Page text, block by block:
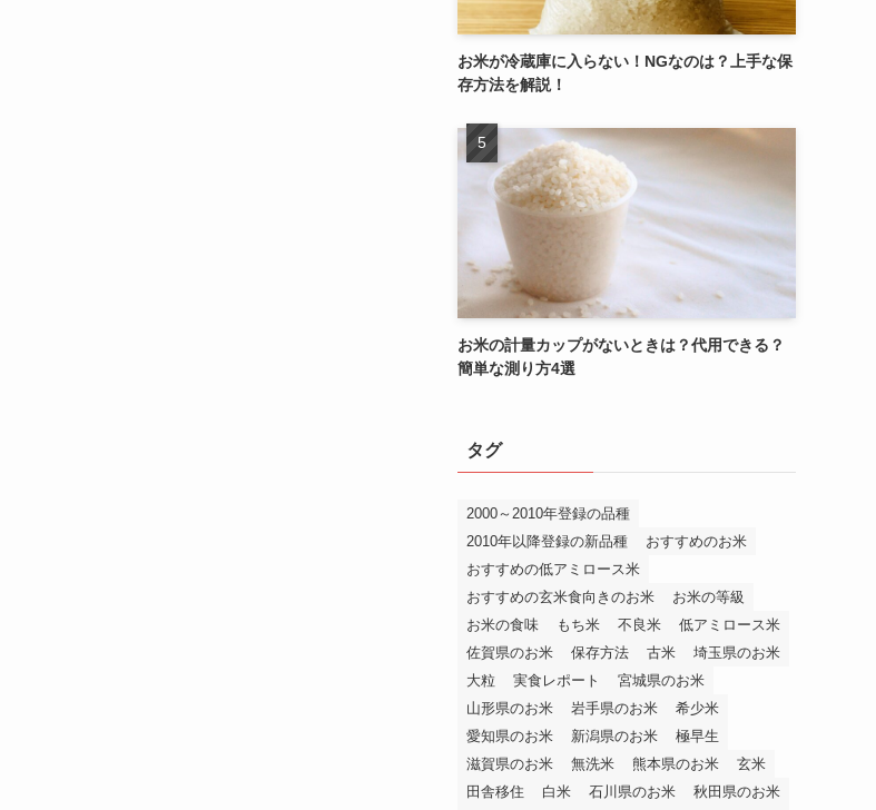
お米が冷蔵庫に入らない！NGなのは？上手な保
存方法を解説！
お米の計量カップがないときは？代用できる？
簡単な測り方4選
タグ
2000～2010年登録の品種
2010年以降登録の新品種
おすすめのお米
おすすめの低アミロース米
おすすめの玄米食向きのお米
お米の等級
お米の食味
もち米 不良米
低アミロース米
佐賀県のお米
保存方法 古米
埼玉県のお米
大粒
実食レポート
宮城県のお米
山形県のお米
岩手県のお米
希少米
愛知県のお米
新潟県のお米
極早生
滋賀県のお米
無洗米 熊本県のお米
玄米
田舎移住
白米 石川県のお米
秋田県のお米